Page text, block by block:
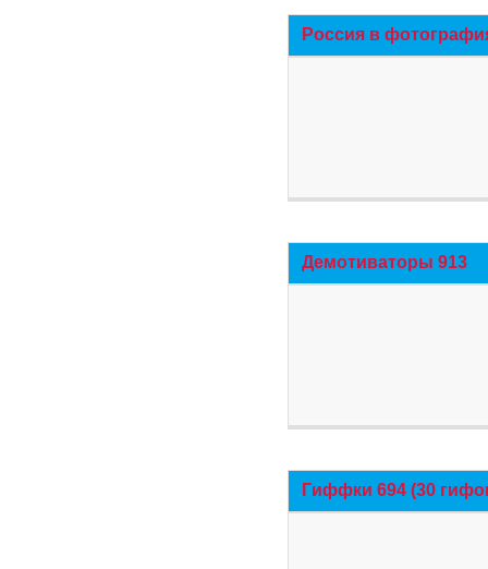
Россия в
Демотиваторы 913
Гиффки 694 (30